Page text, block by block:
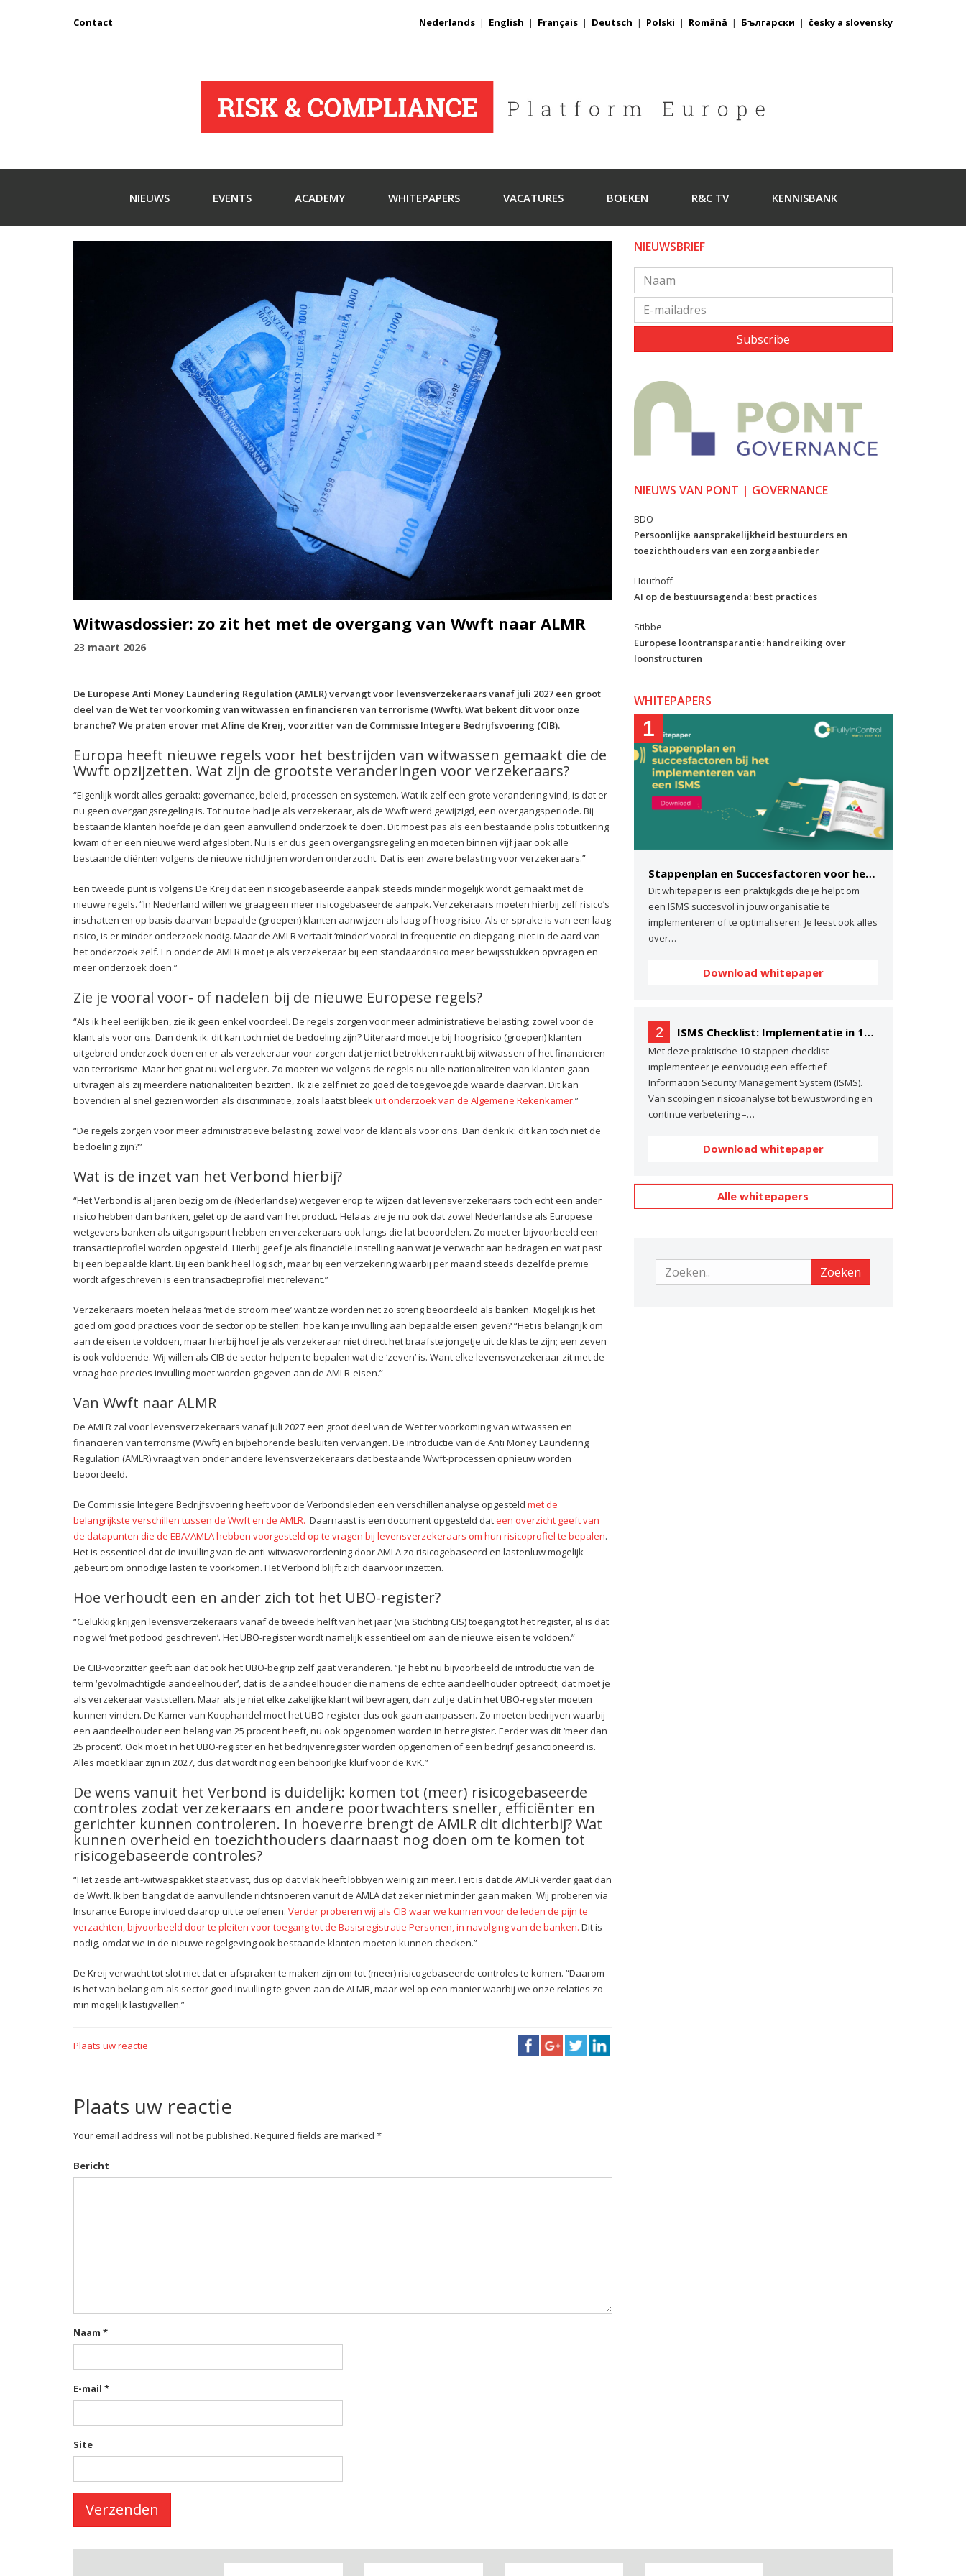
Contact Nederlands | English | Français | Deutsch | Polski | Română | Български | česky a slovensky
NIEUWS EVENTS ACADEMY WHITEPAPERS VACATURES BOEKEN R&C TV KENNISBANK
Witwasdossier: zo zit het met de overgang van Wwft naar ALMR
23 maart 2026
De Europese Anti Money Laundering Regulation (AMLR) vervangt voor levensverzekeraars vanaf juli 2027 een groot
deel van de Wet ter voorkoming van witwassen en financieren van terrorisme (Wwft). Wat bekent dit voor onze
branche? We praten erover met Afine de Kreij, voorzitter van de Commissie Integere Bedrijfsvoering (CIB).
Europa heeft nieuwe regels voor het bestrijden van witwassen gemaakt die de
Wwft opzijzetten. Wat zijn de grootste veranderingen voor verzekeraars?
“Eigenlijk wordt alles geraakt: governance, beleid, processen en systemen. Wat ik zelf een grote verandering vind, is dat er
nu geen overgangsregeling is. Tot nu toe had je als verzekeraar, als de Wwft werd gewijzigd, een overgangsperiode. Bij
bestaande klanten hoefde je dan geen aanvullend onderzoek te doen. Dit moest pas als een bestaande polis tot uitkering
kwam of er een nieuwe werd afgesloten. Nu is er dus geen overgangsregeling en moeten binnen vijf jaar ook alle
bestaande cliënten volgens de nieuwe richtlijnen worden onderzocht. Dat is een zware belasting voor verzekeraars.”
Een tweede punt is volgens De Kreij dat een risicogebaseerde aanpak steeds minder mogelijk wordt gemaakt met de
nieuwe regels. “In Nederland willen we graag een meer risicogebaseerde aanpak. Verzekeraars moeten hierbij zelf risico’s
inschatten en op basis daarvan bepaalde (groepen) klanten aanwijzen als laag of hoog risico. Als er sprake is van een laag
risico, is er minder onderzoek nodig. Maar de AMLR vertaalt ‘minder’ vooral in frequentie en diepgang, niet in de aard van
het onderzoek zelf. En onder de AMLR moet je als verzekeraar bij een standaardrisico meer bewijsstukken opvragen en
meer onderzoek doen.”
Zie je vooral voor- of nadelen bij de nieuwe Europese regels?
“Als ik heel eerlijk ben, zie ik geen enkel voordeel. De regels zorgen voor meer administratieve belasting; zowel voor de
klant als voor ons. Dan denk ik: dit kan toch niet de bedoeling zijn? Uiteraard moet je bij hoog risico (groepen) klanten
uitgebreid onderzoek doen en er als verzekeraar voor zorgen dat je niet betrokken raakt bij witwassen of het financieren
van terrorisme. Maar het gaat nu wel erg ver. Zo moeten we volgens de regels nu alle nationaliteiten van klanten gaan
uitvragen als zij meerdere nationaliteiten bezitten. Ik zie zelf niet zo goed de toegevoegde waarde daarvan. Dit kan
bovendien al snel gezien worden als discriminatie, zoals laatst bleekuit onderzoek van de Algemene Rekenkamer.”
“De regels zorgen voor meer administratieve belasting; zowel voor de klant als voor ons. Dan denk ik: dit kan toch niet de
bedoeling zijn?”
Wat is de inzet van het Verbond hierbij?
“Het Verbond is al jaren bezig om de (Nederlandse) wetgever erop te wijzen dat levensverzekeraars toch echt een ander
risico hebben dan banken, gelet op de aard van het product. Helaas zie je nu ook dat zowel Nederlandse als Europese
wetgevers banken als uitgangspunt hebben en verzekeraars ook langs die lat beoordelen. Zo moet er bijvoorbeeld een
transactieprofiel worden opgesteld. Hierbij geef je als financiële instelling aan wat je verwacht aan bedragen en wat past
bij een bepaalde klant. Bij een bank heel logisch, maar bij een verzekering waarbij per maand steeds dezelfde premie
wordt afgeschreven is een transactieprofiel niet relevant.”
Verzekeraars moeten helaas ‘met de stroom mee’ want ze worden net zo streng beoordeeld als banken. Mogelijk is het
goed om good practices voor de sector op te stellen: hoe kan je invulling aan bepaalde eisen geven? “Het is belangrijk om
aan de eisen te voldoen, maar hierbij hoef je als verzekeraar niet direct het braafste jongetje uit de klas te zijn; een zeven
is ook voldoende. Wij willen als CIB de sector helpen te bepalen wat die ‘zeven’ is. Want elke levensverzekeraar zit met de
vraag hoe precies invulling moet worden gegeven aan de AMLR-eisen.”
Van Wwft naar ALMR
De AMLR zal voor levensverzekeraars vanaf juli 2027 een groot deel van de Wet ter voorkoming van witwassen en
financieren van terrorisme (Wwft) en bijbehorende besluiten vervangen. De introductie van de Anti Money Laundering
Regulation (AMLR) vraagt van onder andere levensverzekeraars dat bestaande Wwft-processen opnieuw worden
beoordeeld.
De Commissie Integere Bedrijfsvoering heeft voor de Verbondsleden een verschillenanalyse opgesteld met de
belangrijkste verschillen tussen de Wwft en de AMLR. Daarnaast is een document opgesteld dateen overzicht geeft van
de datapunten die de EBA/AMLA hebben voorgesteld op te vragen bij levensverzekeraars om hun risicoprofiel te bepalen.
Het is essentieel dat de invulling van de anti-witwasverordening door AMLA zo risicogebaseerd en lastenluw mogelijk
gebeurt om onnodige lasten te voorkomen. Het Verbond blijft zich daarvoor inzetten.
Hoe verhoudt een en ander zich tot het UBO-register?
“Gelukkig krijgen levensverzekeraars vanaf de tweede helft van het jaar (via Stichting CIS) toegang tot het register, al is dat
nog wel ‘met potlood geschreven’. Het UBO-register wordt namelijk essentieel om aan de nieuwe eisen te voldoen.”
De CIB-voorzitter geeft aan dat ook het UBO-begrip zelf gaat veranderen. “Je hebt nu bijvoorbeeld de introductie van de
term ‘gevolmachtigde aandeelhouder’, dat is de aandeelhouder die namens de echte aandeelhouder optreedt; dat moet je
als verzekeraar vaststellen. Maar als je niet elke zakelijke klant wil bevragen, dan zul je dat in het UBO-register moeten
kunnen vinden. De Kamer van Koophandel moet het UBO-register dus ook gaan aanpassen. Zo moeten bedrijven waarbij
een aandeelhouder een belang van 25 procent heeft, nu ook opgenomen worden in het register. Eerder was dit ‘meer dan
25 procent’. Ook moet in het UBO-register en het bedrijvenregister worden opgenomen of een bedrijf gesanctioneerd is.
Alles moet klaar zijn in 2027, dus dat wordt nog een behoorlijke kluif voor de KvK.”
De wens vanuit het Verbond is duidelijk: komen tot (meer) risicogebaseerde
controles zodat verzekeraars en andere poortwachters sneller, efficiënter en
gerichter kunnen controleren. In hoeverre brengt de AMLR dit dichterbij? Wat
kunnen overheid en toezichthouders daarnaast nog doen om te komen tot
risicogebaseerde controles?
“Het zesde anti-witwaspakket staat vast, dus op dat vlak heeft lobbyen weinig zin meer. Feit is dat de AMLR verder gaat dan
de Wwft. Ik ben bang dat de aanvullende richtsnoeren vanuit de AMLA dat zeker niet minder gaan maken. Wij proberen via
Insurance Europe invloed daarop uit te oefenen. Verder proberen wij als CIB waar we kunnen voor de leden de pijn te
verzachten, bijvoorbeeld door te pleiten voor toegang tot de Basisregistratie Personen, in navolging van de banken. Dit is
nodig, omdat we in de nieuwe regelgeving ook bestaande klanten moeten kunnen checken.”
De Kreij verwacht tot slot niet dat er afspraken te maken zijn om tot (meer) risicogebaseerde controles te komen. “Daarom
is het van belang om als sector goed invulling te geven aan de ALMR, maar wel op een manier waarbij we onze relaties zo
min mogelijk lastigvallen.”
Plaats uw reactie
Plaats uw reactie
Your email address will not be published. Required fields are marked *
Bericht
Naam *
E-mail *
Site
Verzenden
NIEUWSBRIEF
Subscribe
NIEUWS VAN PONT | GOVERNANCE
BDO
Persoonlijke aansprakelijkheid bestuurders en
toezichthouders van een zorgaanbieder
Houthoff
AI op de bestuursagenda: best practices
Stibbe
Europese loontransparantie: handreiking over
loonstructuren
WHITEPAPERS
1
Stappenplan en Succesfactoren voor het implementeren van een ISMS
Dit whitepaper is een praktijkgids die je helpt om
een ISMS succesvol in jouw organisatie te
implementeren of te optimaliseren. Je leest ook alles
over…
Download whitepaper
2 ISMS Checklist: Implementatie in 10 stappen
Met deze praktische 10-stappen checklist
implementeer je eenvoudig een effectief
Information Security Management System (ISMS).
Van scoping en risicoanalyse tot bewustwording en
continue verbetering –…
Download whitepaper
Alle whitepapers
Zoeken Zoeken